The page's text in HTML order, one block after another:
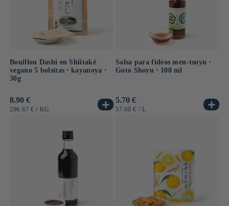
Bouillon Dashi en Shiitaké
vegano 5 bolsitas ⋅ kayanoya ⋅
30g
Precio
habitual
8.90 €
PRECIO
296.67 € / POR
KG
Salsa para fideos men-tsuyu ⋅
Goto Shoyu ⋅ 100 ml
Precio
habitual
5.70 €
PRECIO
57.00 € / POR
L